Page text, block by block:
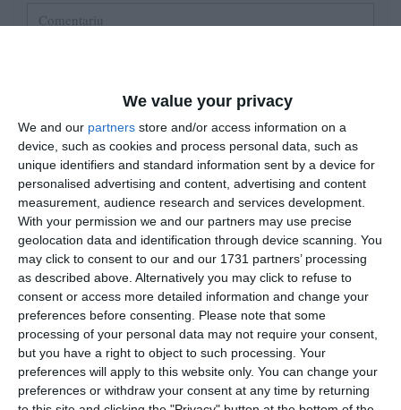
We value your privacy
We and our partners store and/or access information on a
device, such as cookies and process personal data, such as
unique identifiers and standard information sent by a device for
personalised advertising and content, advertising and content
measurement, audience research and services development.
With your permission we and our partners may use precise
geolocation data and identification through device scanning. You
may click to consent to our and our 1731 partners’ processing
as described above. Alternatively you may click to refuse to
consent or access more detailed information and change your
preferences before consenting.
Please note that some
processing of your personal data may not require your consent,
but you have a right to object to such processing. Your
preferences will apply to this website only. You can change your
preferences or withdraw your consent at any time by returning
Acest formular colectează numele, e-mailul şi conținutul mesajului, astfel încât
să putem urmări comentariile tale pe site. Nu vom folosi datele tale în alt scop.
Pentru mai multe informaţii, consultă politica noastră de confidenţialitate, unde vei
primi mai multe privind informaţii despre cum și de ce stocăm datele tale.
Posteaza comentariul
DIN ACEEAŞI CATEGORIE